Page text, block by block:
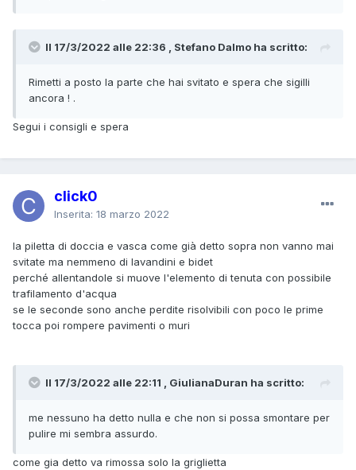
Il 17/3/2022 alle 22:36 , Stefano Dalmo ha scritto:
Rimetti a posto la parte che hai svitato e spera che sigilli
ancora ! .
Segui i consigli e spera
click0
Inserita: 18 marzo 2022
la piletta di doccia e vasca come già detto sopra non vanno mai
svitate ma nemmeno di lavandini e bidet
perché allentandole si muove l'elemento di tenuta con possibile
trafilamento d'acqua
se le seconde sono anche perdite risolvibili con poco le prime
tocca poi rompere pavimenti o muri
Il 17/3/2022 alle 22:11 , GiulianaDuran ha scritto:
me nessuno ha detto nulla e che non si possa smontare per
pulire mi sembra assurdo.
come gia detto va rimossa solo la griglietta